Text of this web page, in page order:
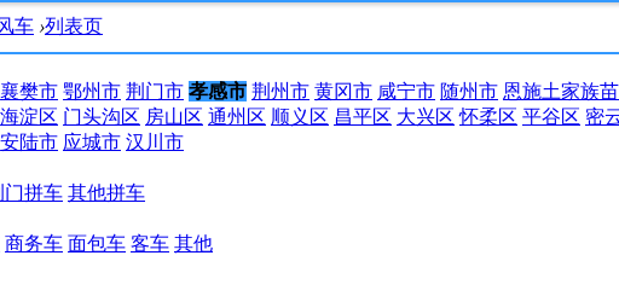
车 ›列表页
襄樊市 鄂州市 荆门市 孝感市 荆州市 黄冈市 咸宁市 随州市 恩施土家族
海淀区 门头沟区 房山区 通州区 顺义区 昌平区 大兴区 怀柔区 平谷区 密
安陆市 应城市 汉川市
门拼车 其他拼车
商务车 面包车 客车 其他